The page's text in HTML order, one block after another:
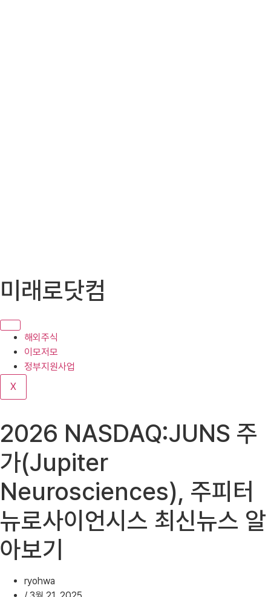
텐
로
기
미래로닷컴
해외주식
이모저모
정부지원사업
X
2026 NASDAQ:JUNS 주
가(Jupiter
Neurosciences), 주피터
뉴로사이언시스 최신뉴스 알
아보기
ryohwa